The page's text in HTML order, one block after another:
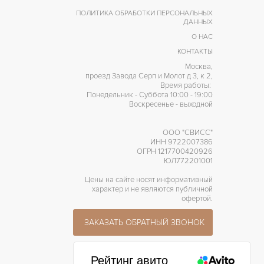
ПОЛИТИКА ОБРАБОТКИ ПЕРСОНАЛЬНЫХ
ДАННЫХ
О НАС
КОНТАКТЫ
Москва,
проезд Завода Серп и Молот д 3, к 2,
Время работы:
Понедельник - Суббота 10:00 - 19:00
Воскресенье - выходной
ООО "СВИСС"
ИНН 9722007386
ОГРН 1217700420926
ЮЛ772201001
Цены на сайте носят информативный
характер и не являются публичной
офертой.
ЗАКАЗАТЬ ОБРАТНЫЙ ЗВОНОК
Рейтинг авито